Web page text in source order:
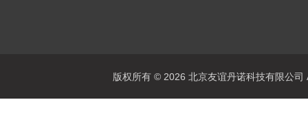
版权所有 © 2026 北京友谊丹诺科技有限